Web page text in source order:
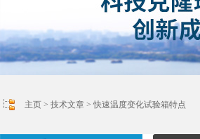
主页 > 技术文章 > 快速温度变化试验箱特点